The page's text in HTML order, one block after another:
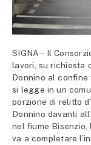
SIGNA – Il
lavori, su richiesta
Donnino al confine
si legge in un
porzione di relitto
Donnino davanti
nel fiume Bisenzio,
va a completare